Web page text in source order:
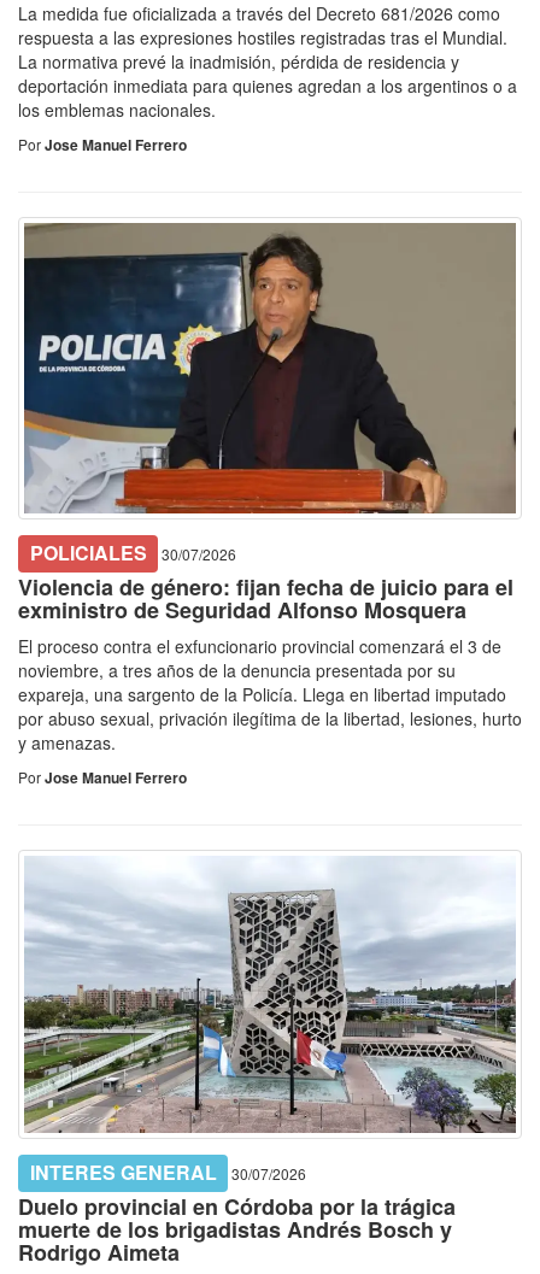
La medida fue oficializada a través del Decreto 681/2026 como
respuesta a las expresiones hostiles registradas tras el Mundial.
La normativa prevé la inadmisión, pérdida de residencia y
deportación inmediata para quienes agredan a los argentinos o a
los emblemas nacionales.
PorJose Manuel Ferrero
POLICIALES 30/07/2026
Violencia de género: fijan fecha de juicio para el
exministro de Seguridad Alfonso Mosquera
El proceso contra el exfuncionario provincial comenzará el 3 de
noviembre, a tres años de la denuncia presentada por su
expareja, una sargento de la Policía. Llega en libertad imputado
por abuso sexual, privación ilegítima de la libertad, lesiones, hurto
y amenazas.
PorJose Manuel Ferrero
INTERES GENERAL 30/07/2026
Duelo provincial en Córdoba por la trágica
muerte de los brigadistas Andrés Bosch y
Rodrigo Aimeta